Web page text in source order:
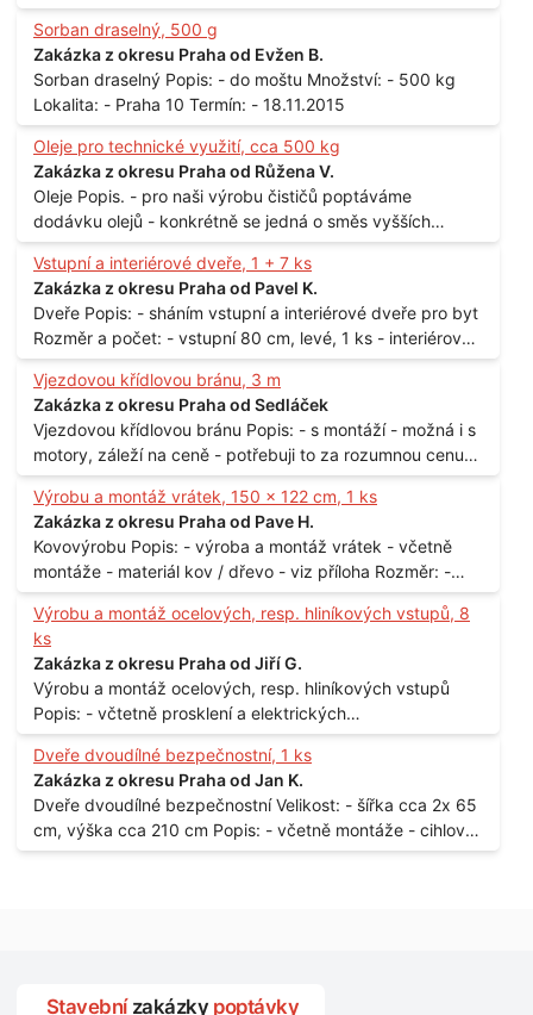
Sorban draselný, 500 g
Zakázka z okresu Praha od Evžen B.
Sorban draselný Popis: - do moštu Množství: - 500 kg
Lokalita: - Praha 10 Termín: - 18.11.2015
Oleje pro technické využití, cca 500 kg
Zakázka z okresu Praha od Růžena V.
Oleje Popis. - pro naši výrobu čističů poptáváme
dodávku olejů - konkrétně se jedná o směs vyšších
mastných kyselin s převahou olejové kyseliny - účelem je
technické využití - hustota při 20°C - cca 870 kg / m3
Balení: - po 190 kg v sudu Množství: - cca 500 kg - roční
spotřeba Lokalita: - Praha
Vstupní a interiérové dveře, 1 + 7 ks
Zakázka z okresu Praha od Pavel K.
Dveře Popis: - sháním vstupní a interiérové dveře pro byt
Rozměr a počet: - vstupní 80 cm, levé, 1 ks - interiérové
80 cm, levé, 2 ks - 80 cm, pravé, 3 ks - 60 cm, levé, 2 ks
Lokalita: - Praha 10
Vjezdovou křídlovou bránu, 3 m
Zakázka z okresu Praha od Sedláček
Vjezdovou křídlovou bránu Popis: - s montáží - možná i s
motory, záleží na ceně - potřebuji to za rozumnou cenu
Materiál: - ocel Množství: - 1 ks Velikost: - 3 m Lokalita: -
Praha
Výrobu a montáž vrátek, 150 x 122 cm, 1 ks
Zakázka z okresu Praha od Pave H.
Kovovýrobu Popis: - výroba a montáž vrátek - včetně
montáže - materiál kov / dřevo - viz příloha Rozměr: -
150 x 122 cm Lokalita: - Senohraby Nabídky na e-mail.
Výrobu a montáž ocelových, resp. hliníkových vstupů, 8
ks
Zakázka z okresu Praha od Jiří G.
Výrobu a montáž ocelových, resp. hliníkových vstupů
Popis: - včtetně prosklení a elektrických
samozamýkacích zámků pro panelový dům - jedná se o
vchodové dveře umístěné v zarámovaném a proskleném
portálu - předmětem dodávky bude i demontáž
stávajících a už nevyhovujících prosklených,
umělohmotných vstupů Množství: - 8 ks Lokalita: - 7, 9,
Dveře dvoudílné bezpečnostní, 1 ks
Zakázka z okresu Praha od Jan K.
Dveře dvoudílné bezpečnostní Velikost: - šířka cca 2x 65
cm, výška cca 210 cm Popis: - včetně montáže - cihlový
dům, 2. patro - vchod z chodby - rozměry bez zárubní
Stavební zakázky poptávky